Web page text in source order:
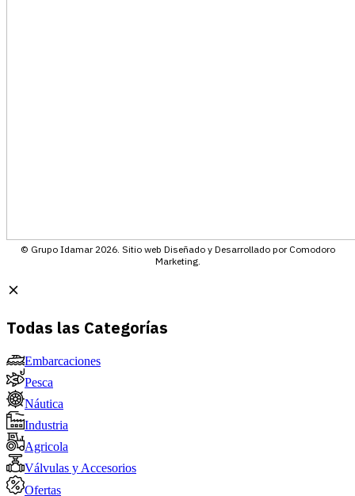
© Grupo Idamar 2026. Sitio web Diseñado y Desarrollado por Comodoro
Marketing.
Todas las Categorías
Embarcaciones
Pesca
Náutica
Industria
Agricola
Válvulas y Accesorios
Ofertas